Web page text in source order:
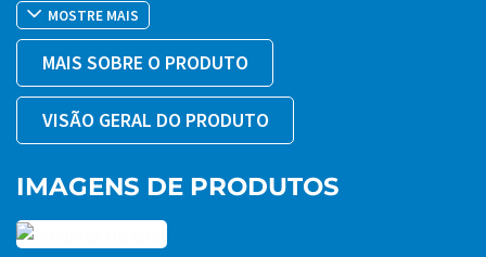
atrito, não é prejudicada por detritos na tubulação,
estável por um longo prazo e é confiável a vazões
muito baixas. a calculadora eletrônica do Zelsius C5 IUF
B.One é removível e possui um visor grande e bem
legível. Ele é autoexplicativo e, graças às suas funções
inovadoras, pode identificar diferentes situações
operacionais rapidamente.
Todos os dados importantes do dispositivo e de
consumo, tais como datas leitura do consumo, valores
MOSTRE MAIS
MAIS SOBRE O PRODUTO
VISÃO GERAL DO PRODUTO
IMAGENS DE PRODUTOS